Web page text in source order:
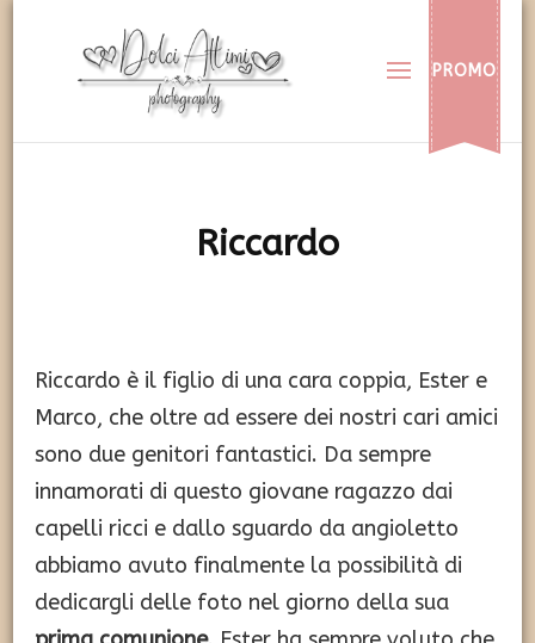
Dolci Attimi
Rendiamo immortali i vostri dolci momenti
PROMO
Riccardo
Riccardo è il figlio di una cara coppia, Ester e
Marco, che oltre ad essere dei nostri cari amici
sono due genitori fantastici. Da sempre
innamorati di questo giovane ragazzo dai
capelli ricci e dallo sguardo da angioletto
abbiamo avuto finalmente la possibilità di
dedicargli delle foto nel giorno della sua